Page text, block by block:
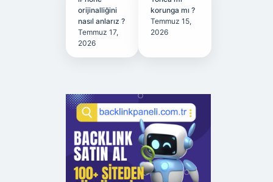
orijinalliğini
nasıl anlarız ?
Temmuz 17,
2026
korunga mı ?
Temmuz 15,
2026